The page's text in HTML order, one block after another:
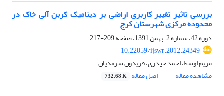
بررسی تاثیر تغییر کاربری اراضی بر دینامیک کربن آلی خاک در
محدوده مرکزی شهرستان کرج
دوره 42، شماره 2، بهمن 1391، صفحه
209-217
10.22059/ijswr.2012.24349
مریم اوسط، احمد حیدری، فریدون سرمدیان
مشاهده مقاله
اصل مقاله 732.68 K